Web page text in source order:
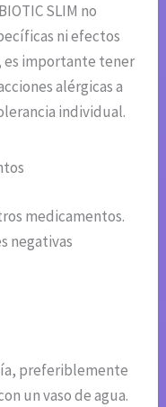
SLIM no
ni efectos
es importante tener
alérgicas a
individual.
medicamentos.
negativas
preferiblemente
un vaso de agua.